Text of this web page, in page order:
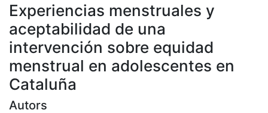
Experiencias menstruales y
aceptabilidad de una
intervención sobre equidad
menstrual en adolescentes en
Cataluña
Autors